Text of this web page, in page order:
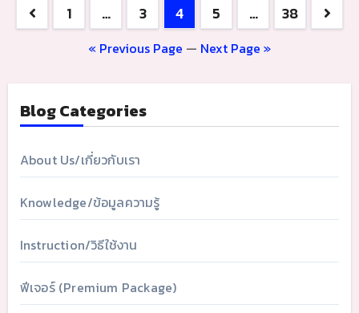
Posts
navigation
1 … 3 4 5 … 38
« Previous Page — Next Page »
Blog Categories
About Us/เกี่ยวกับเรา
Knowledge/ข้อมูลความรู้
Instruction/วิธีใช้งาน
ฟีเจอร์ (Premium Package)